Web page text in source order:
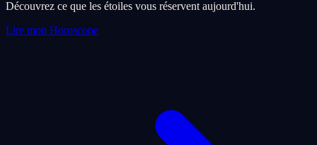
Découvrez ce que les étoiles vous réservent aujourd'hui.
Lire mon Horoscope